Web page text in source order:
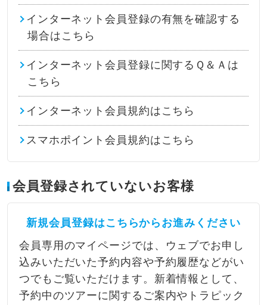
インターネット会員登録の有無を確認する
場合はこちら
インターネット会員登録に関するＱ＆Ａは
こちら
インターネット会員規約はこちら
スマホポイント会員規約はこちら
会員登録されていないお客様
新規会員登録はこちらからお進みください
会員専用のマイページでは、ウェブでお申し
込みいただいた予約内容や予約履歴などがい
つでもご覧いただけます。新着情報として、
予約中のツアーに関するご案内やトラピック